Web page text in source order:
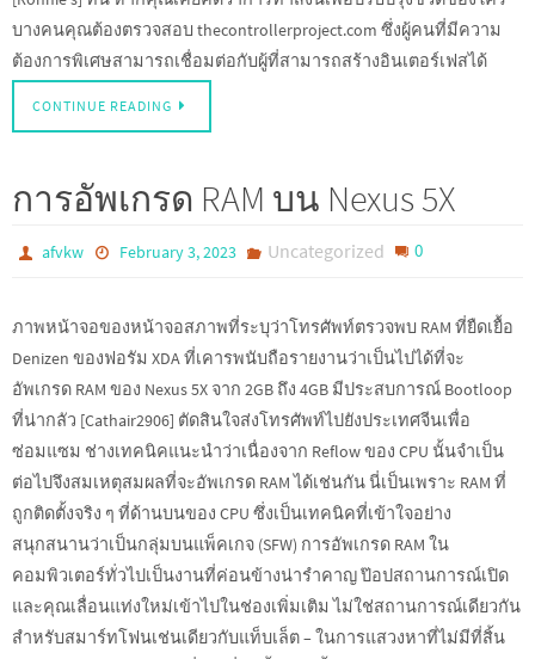
บางคนคุณต้องตรวจสอบ thecontrollerproject.com ซึ่งผู้คนที่มีความ
ต้องการพิเศษสามารถเชื่อมต่อกับผู้ที่สามารถสร้างอินเตอร์เฟสได้
CONTINUE READING
การอัพเกรด RAM บน Nexus 5X
afvkw February 3, 2023 Uncategorized 0
ภาพหน้าจอของหน้าจอสภาพที่ระบุว่าโทรศัพท์ตรวจพบ RAM ที่ยืดเยื้อ
Denizen ของฟอรัม XDA ที่เคารพนับถือรายงานว่าเป็นไปได้ที่จะ
อัพเกรด RAM ของ Nexus 5X จาก 2GB ถึง 4GB มีประสบการณ์ Bootloop
ที่น่ากลัว [Cathair2906] ตัดสินใจส่งโทรศัพท์ไปยังประเทศจีนเพื่อ
ซ่อมแซม ช่างเทคนิคแนะนำว่าเนื่องจาก Reflow ของ CPU นั้นจำเป็น
ต่อไปจึงสมเหตุสมผลที่จะอัพเกรด RAM ได้เช่นกัน นี่เป็นเพราะ RAM ที่
ถูกติดตั้งจริง ๆ ที่ด้านบนของ CPU ซึ่งเป็นเทคนิคที่เข้าใจอย่าง
สนุกสนานว่าเป็นกลุ่มบนแพ็คเกจ (SFW) การอัพเกรด RAM ใน
คอมพิวเตอร์ทั่วไปเป็นงานที่ค่อนข้างน่ารำคาญ ป๊อปสถานการณ์เปิด
และคุณเลื่อนแท่งใหม่เข้าไปในช่องเพิ่มเติม ไม่ใช่สถานการณ์เดียวกัน
สำหรับสมาร์ทโฟนเช่นเดียวกับแท็บเล็ต – ในการแสวงหาที่ไม่มีที่สิ้น